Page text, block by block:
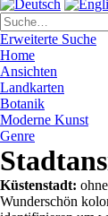
Erweiterte Suche
Home
Ansichten
Landkarten
Botanik
Moderne Kunst
Genre
Küstenstadt:
Wunderschön